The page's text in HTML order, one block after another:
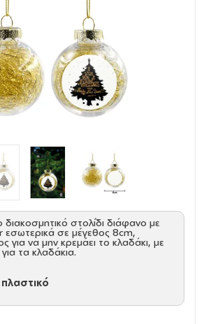
διακοσμητικό στολίδι διάφανο με
εσωτερικά σε μέγεθος 8cm,
για να μην κρεμάει το κλαδάκι, με
τα κλαδάκια.